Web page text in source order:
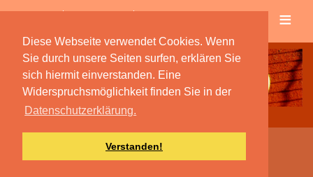
Diese Webseite verwendet Cookies. Wenn
Sie durch unsere Seiten surfen, erklären Sie
sich hiermit einverstanden. Eine
Widerspruchsmöglichkeit finden Sie in der
Datenschutzerklärung.
Verstanden!
≡
Saisonabschlußabend